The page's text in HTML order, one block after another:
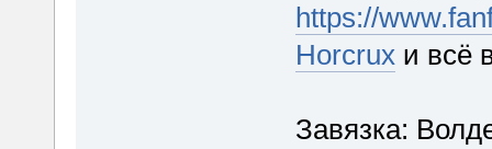
https://
Horcruxи всё
Завязка: